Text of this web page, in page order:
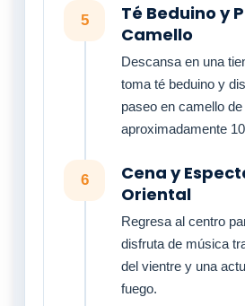
5
Té Beduino y
Camello
Descansa en una
toma té beduino y
paseo en camello de
aproximadamente
6
Cena y
Oriental
Regresa al centro
disfruta de música
del vientre y una
fuego.